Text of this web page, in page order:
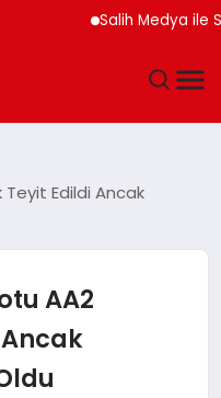
Salih Medya ile
Teyit Edildi Ancak
AA2